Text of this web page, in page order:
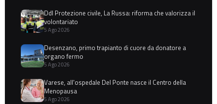
Ddl Protezione civile, La Russa: riforma che valorizza il
volontariato
5 Ago 2026
Desenzano, primo trapianto di cuore da donatore a
organo fermo
5 Ago 2026
Varese, all'ospedale Del Ponte nasce il Centro della
Menopausa
5 Ago 2026